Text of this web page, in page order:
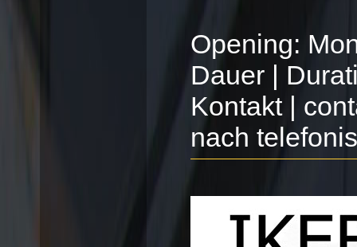
Opening:
Dauer |
Kontakt |
nach